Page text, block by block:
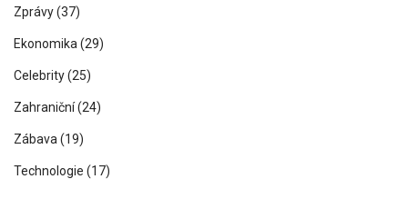
Zprávy(37)
Ekonomika (29)
Celebrity(25)
Zahraniční(24)
Zábava (19)
Technologie (17)